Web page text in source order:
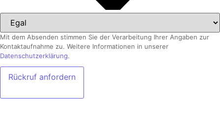
Mit dem Absenden stimmen Sie der Verarbeitung Ihrer Angaben zur
Kontaktaufnahme zu. Weitere Informationen in unserer
Datenschutzerklärung.
Rückruf anfordern